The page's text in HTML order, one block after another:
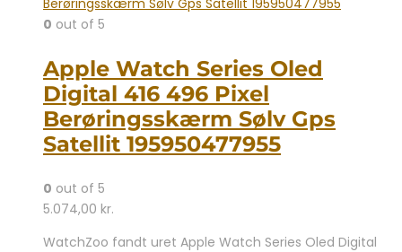
0 out of 5
Apple Watch Series Oled
Digital 416 496 Pixel
Berøringsskærm Sølv Gps
Satellit 195950477955
0 out of 5
5.074,00 kr.
WatchZoo fandt uret Apple Watch Series Oled Digital